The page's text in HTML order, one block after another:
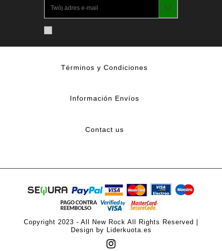
Términos y Condiciones
Información Envíos
Contact us
Copyright 2023 - All New Rock All Rights Reserved |
Design by Liderkuota.es